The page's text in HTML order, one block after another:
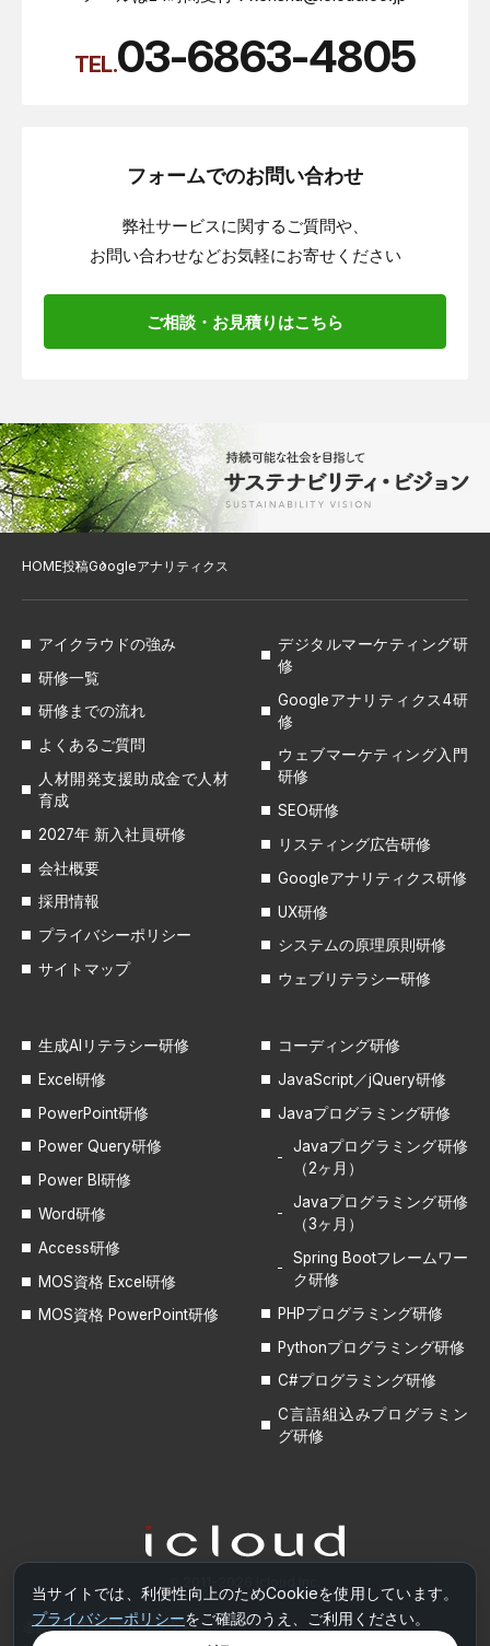
TEL.03-6863-4805
フォームでのお問い合わせ
弊社サービスに関するご質問や、
お問い合わせなどお気軽にお寄せください
ご相談・お見積りはこちら
HOME投稿Googleアナリティクス
アイクラウドの強み
研修一覧
研修までの流れ
よくあるご質問
人材開発支援助成金で人材
育成
2027年 新入社員研修
会社概要
採用情報
プライバシーポリシー
サイトマップ
デジタルマーケティング研
修
Googleアナリティクス4研
修
ウェブマーケティング入門
研修
SEO研修
リスティング広告研修
Googleアナリティクス研修
UX研修
システムの原理原則研修
ウェブリテラシー研修
生成AIリテラシー研修
Excel研修
PowerPoint研修
Power Query研修
Power BI研修
Word研修
Access研修
MOS資格 Excel研修
MOS資格 PowerPoint研修
コーディング研修
JavaScript／jQuery研修
Javaプログラミング研修
Javaプログラミング研修
（2ヶ月）
Javaプログラミング研修
（3ヶ月）
Spring Bootフレームワー
ク研修
PHPプログラミング研修
Pythonプログラミング研修
C#プログラミング研修
C言語組込みプログラミン
グ研修
運営株式会社アイクラウド
当サイトでは、利便性向上のためCookieを使用しています。
プライバシーポリシーをご確認のうえ、ご利用ください。